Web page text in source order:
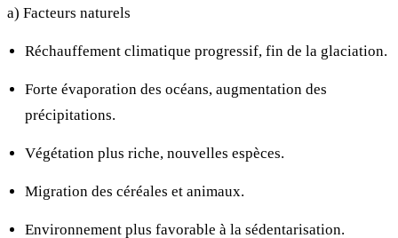
a) Facteurs naturels
Réchauffement climatique progressif, fin de la glaciation.
Forte évaporation des océans, augmentation des
précipitations.
Végétation plus riche, nouvelles espèces.
Migration des céréales et animaux.
Environnement plus favorable à la sédentarisation.